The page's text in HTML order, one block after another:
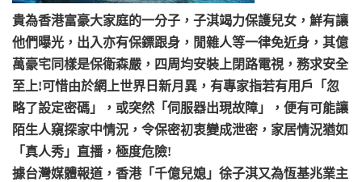
貴為香港富豪大家庭的一分子，子淇竭力保護兒女，鮮有讓
他們曝光，出入亦有保鏢跟身，閒雜人等一律免近身，其億
萬豪宅同樣是保衛森嚴，四周均安裝上閉路電視，務求安全
至上!可惜由於網上世界日新月異，有專家指若有用戶「忽
略了設定密碼」，或突然「伺服器出現故障」，便有可能讓
陌生人窺探家中情況，令保密初衷變成泄密，家居情況猶如
「真人秀」直播，極度危險!
據台灣媒體報道，香港「千億兒媳」徐子淇又為恆基兆業主